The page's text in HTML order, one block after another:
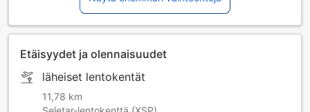
Etäisyydet ja olennaisuudet
läheiset lentokentät
11,78 km